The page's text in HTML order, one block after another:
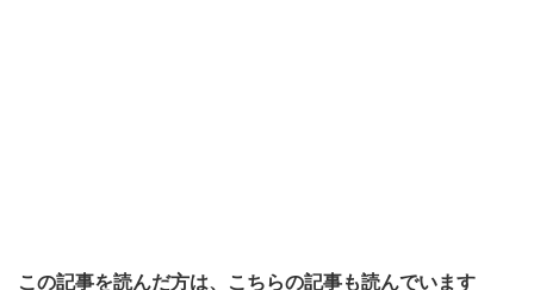
この記事を読んだ方は、こちらの記事も読んでいます